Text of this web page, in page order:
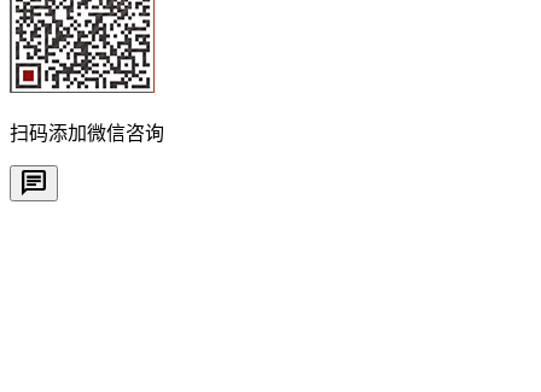
扫码添加微信咨询
chat